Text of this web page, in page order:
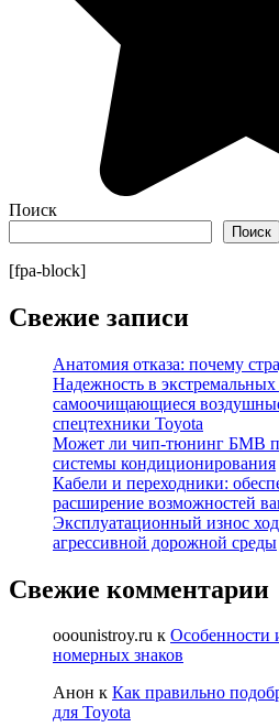
Поиск
Поиск
[fpa-block]
Свежие записи
Анатомия отказа: почему
Надежность в экстремальных
самоочищающиеся
спецтехники Toyota
Может ли чип-тюнинг БМВ
системы кондиционирования
Кабели и переходники:
расширение возможностей
Эксплуатационный износ
агрессивной дорожной среды
Свежие комментарии
ooounistroy.ru к Особенности
номерных знаков
Анон к Как правильно
для Toyota